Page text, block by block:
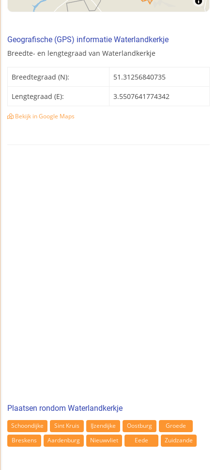
Geografische (GPS) informatie Waterlandkerkje
Breedte- en lengtegraad van Waterlandkerkje
Breedtegraad (N): 51.31256840735
Lengtegraad (E): 3.5507641774342
Bekijk in Google Maps
Plaatsen rondom Waterlandkerkje
Schoondijke Sint Kruis IJzendijke Oostburg
Groede
Breskens
Aardenburg Nieuwvliet Eede Zuidzande